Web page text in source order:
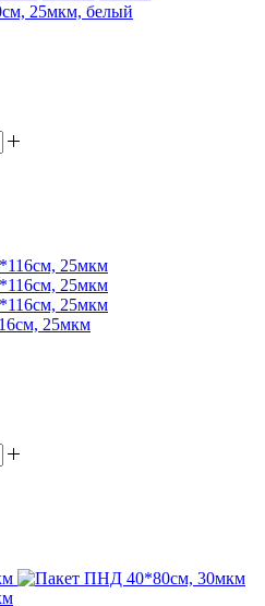
25мкм, белый
25мкм